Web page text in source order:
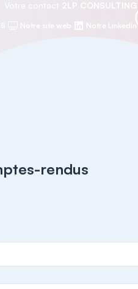
Votre contact 2LP CONSULTING
Notre site web Notre LinkedIn
rendus